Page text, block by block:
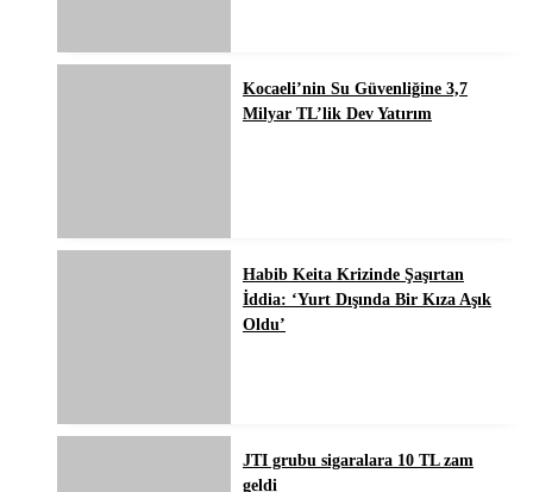
Kocaeli’nin Su Güvenliğine 3,7
Milyar TL’lik Dev Yatırım
Habib Keita Krizinde Şaşırtan
İddia: ‘Yurt Dışında Bir Kıza Aşık
Oldu’
JTI grubu sigaralara 10 TL zam
geldi